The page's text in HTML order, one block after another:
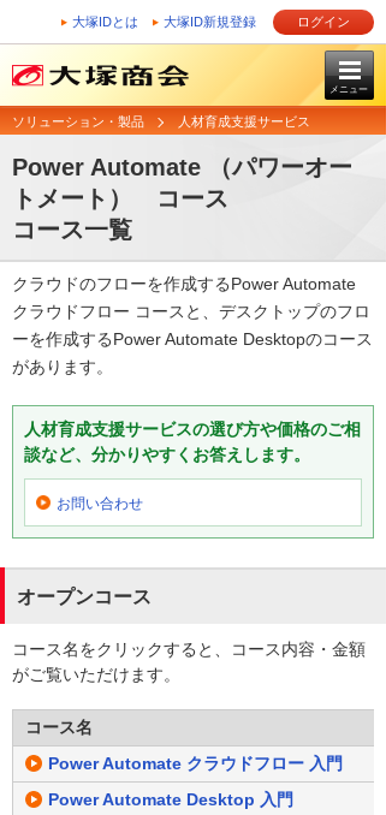
大塚IDとは 大塚ID新規登録 ログイン
メニュー
ソリューション・製品 人材育成支援サービス
Power Automate （パワーオー
トメート） コース
コース一覧
クラウドのフローを作成するPower Automate
クラウドフロー コースと、デスクトップのフロ
ーを作成するPower Automate Desktopのコース
があります。
人材育成支援サービスの選び方や価格のご相
談など、分かりやすくお答えします。
お問い合わせ
オープンコース
コース名をクリックすると、コース内容・金額
がご覧いただけます。
コース名
Power Automate クラウドフロー 入門
Power Automate Desktop 入門